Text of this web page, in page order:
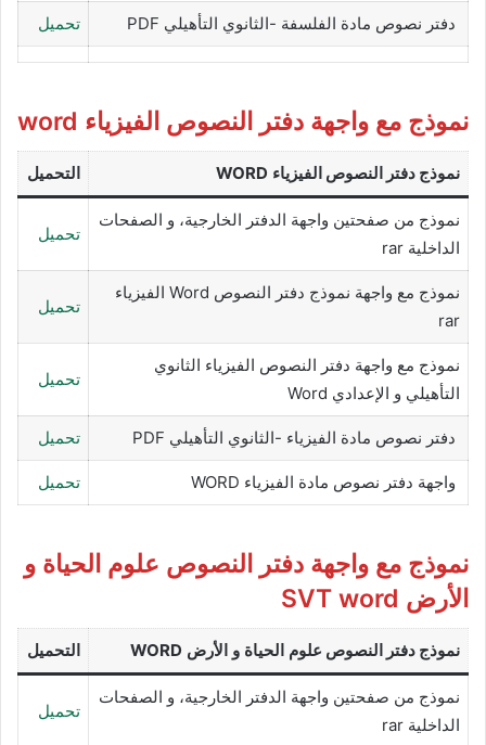
دفتر نصوص مادة الفلسفة -الثانوي التأهيلي PDF تحميل
نموذج مع واجهة دفتر النصوص الفيزياء word
نموذج دفتر النصوص الفيزياء WORD التحميل
نموذج من صفحتين واجهة الدفتر الخارجية، و الصفحات
الداخلية rar
تحميل
نموذج مع واجهة نموذج دفتر النصوص Word الفيزياء
rar
تحميل
نموذج مع واجهة دفتر النصوص الفيزياء الثانوي
التأهيلي و الإعدادي Word
تحميل
دفتر نصوص مادة الفيزياء -الثانوي التأهيلي PDF تحميل
واجهة دفتر نصوص مادة الفيزياء WORD تحميل
نموذج مع واجهة دفتر النصوص علوم الحياة و
الأرض SVT word
نموذج دفتر النصوص علوم الحياة و الأرض WORD التحميل
نموذج من صفحتين واجهة الدفتر الخارجية، و الصفحات
الداخلية rar
تحميل